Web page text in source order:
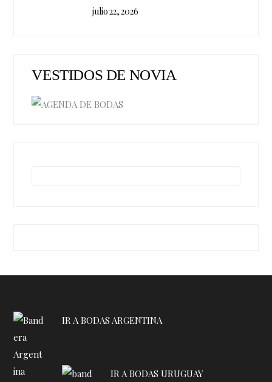
julio 22, 2026
VESTIDOS DE NOVIA
IR A BODAS ARGENTINA
IR A BODAS URUGUAY